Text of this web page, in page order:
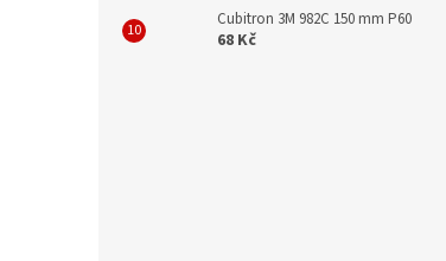
Cubitron 3M 982C 150 mm P60
68 Kč